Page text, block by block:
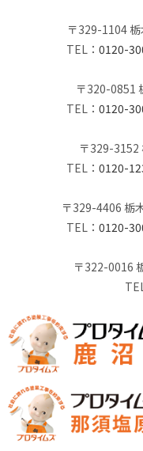
〒329-1104
TEL： 0120-
〒320-0851
TEL： 0120-
〒329-3152
TEL： 0120-
〒329-4406 栃
TEL： 0120-
〒322-0016